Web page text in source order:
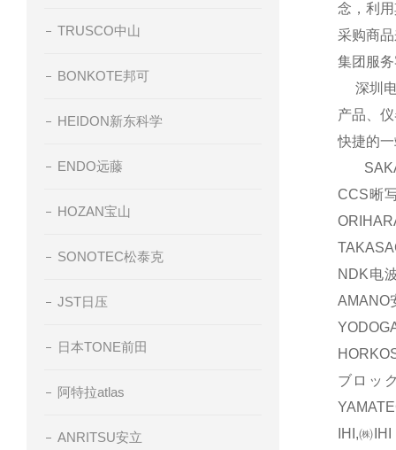
TRUSCO中山
BONKOTE邦可
HEIDON新东科学
ENDO远藤
HOZAN宝山
SONOTEC松泰克
JST日压
日本TONE前田
阿特拉atlas
ANRITSU安立
念，利
采购商
集团服
深圳电
产品、
快捷的
CCS晰
NDK电
AMANO
ブロッ
IHI,㈱